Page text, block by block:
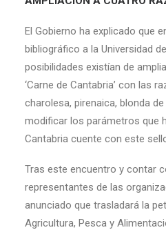
El Gobierno ha explicado que
bibliográfico a la Universidad
posibilidades existían de
‘Carne de Cantabria’ con las
charolesa, pirenaica, blonda
modificar los parámetros que
Cantabria cuente con este
Tras este encuentro y contar
representantes de las
anunciado que trasladará la
Agricultura, Pesca y